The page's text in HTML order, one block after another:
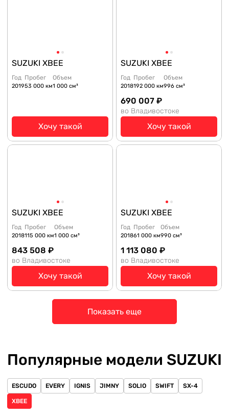
SUZUKI XBEE
Год
2019
Пробег
53 000 км
Объем
1 000 см³
Хочу такой
SUZUKI XBEE
Год
2018
Пробег
192 000 км
Объем
996 см³
690 007 ₽
во Владивостоке
Хочу такой
SUZUKI XBEE
Год
2018
Пробег
115 000 км
Объем
1 000 см³
843 508 ₽
во Владивостоке
Хочу такой
SUZUKI XBEE
Год
2018
Пробег
61 000 км
Объем
990 см³
1 113 080 ₽
во Владивостоке
Хочу такой
Показать еще
Популярные модели SUZUKI
ESCUDO EVERY IGNIS JIMNY SOLIO SWIFT SX-4
XBEE